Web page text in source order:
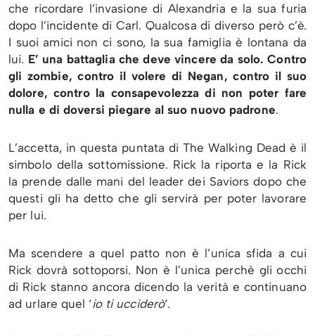
che ricordare l’invasione di Alexandria e la sua furia
dopo l’incidente di Carl. Qualcosa di diverso però c’è.
I suoi amici non ci sono, la sua famiglia è lontana da
lui. E’ una battaglia che deve vincere da solo. Contro
gli zombie, contro il volere di Negan, contro il suo
dolore, contro la consapevolezza di non poter fare
nulla e di doversi piegare al suo nuovo padrone.
L’accetta, in questa puntata di The Walking Dead è il
simbolo della sottomissione. Rick la riporta e la Rick
la prende dalle mani del leader dei Saviors dopo che
questi gli ha detto che gli servirà per poter lavorare
per lui.
Ma scendere a quel patto non è l’unica sfida a cui
Rick dovrà sottoporsi. Non è l’unica perchè gli occhi
di Rick stanno ancora dicendo la verità e continuano
ad urlare quel ‘io ti ucciderò‘.